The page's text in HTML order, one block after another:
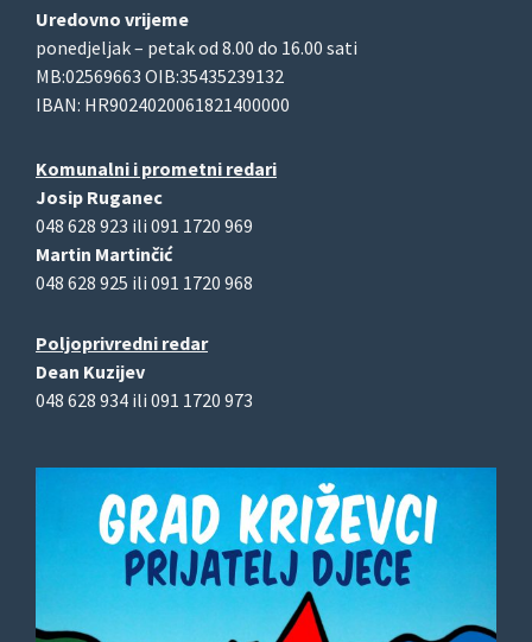
Uredovno vrijeme
ponedjeljak – petak od 8.00 do 16.00 sati
MB:02569663 OIB:35435239132
IBAN: HR9024020061821400000
Komunalni i prometni redari
Josip Ruganec
048 628 923 ili 091 1720 969
Martin Martinčić
048 628 925 ili 091 1720 968
Poljoprivredni redar
Dean Kuzijev
048 628 934 ili 091 1720 973